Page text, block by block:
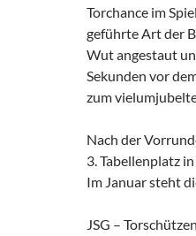
Torchance im
geführte Art der
Wut angestaut
Sekunden vor
zum
Nach der
3. Tabellenplatz
Im Januar steht
JSG –